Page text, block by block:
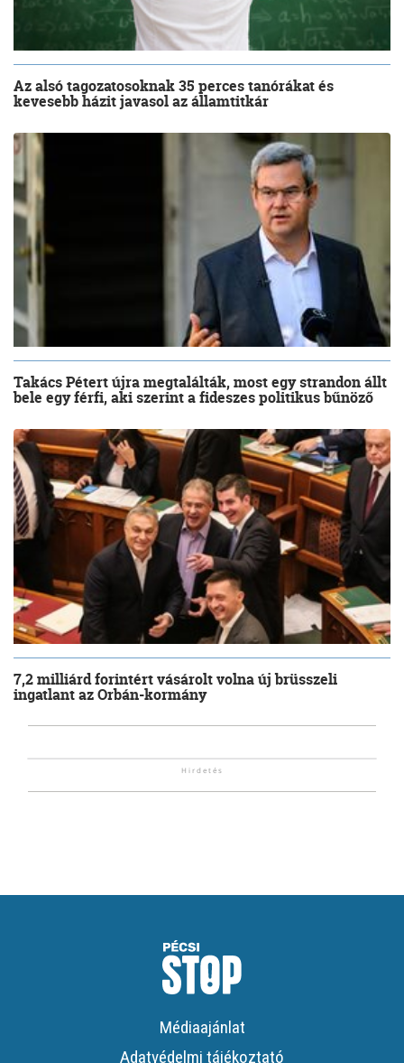
Az alsó tagozatosoknak 35 perces tanórákat és
kevesebb házit javasol az államtitkár
Takács Pétert újra megtalálták, most egy strandon állt
bele egy férfi, aki szerint a fideszes politikus bűnöző
7,2 milliárd forintért vásárolt volna új brüsszeli
ingatlant az Orbán-kormány
Médiaajánlat
Adatvédelmi tájékoztató